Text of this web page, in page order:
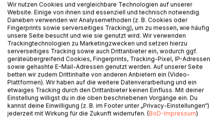
BESCHREIBUNG
Dieses Buch enthält die Tagebuchaufzeichnungen meines
Großvaters Dr. Fritz Traxel (Dr. phil., Offizier), die er 1945 -
1946 währen seiner englischen Kriegsgefangenschaft
Wir nutzen Cookies und vergleichbare Technologien auf unserer
Website. Einige von ihnen sind essenziell und technisch notwendig.
Daneben verwenden wir Analysemethoden (z. B. Cookies oder
Fingerprints sowie serverseitiges Tracking), um zu messen, wie häufig
unsere Seite besucht und wie sie genutzt wird. Wir verwenden
Trackingtechnologien zu Marketingzwecken und setzen hierzu
serverseitiges Tracking sowie auch Drittanbieter ein, wodurch ggf.
geräteübergreifend Cookies, Fingerprints, Tracking-Pixel, IP-Adressen
sowie gehashte E-Mail-Adressen genutzt werden. Auf unserer Seite
betten wir zudem Drittinhalte von anderen Anbietern ein (Video-
Plattformen). Wir haben auf die weitere Datenverarbeitung und ein
etwaiges Tracking durch den Drittanbieter keinen Einfluss. Mit deiner
Einstellung willigst du in die oben beschriebenen Vorgänge ein. Du
kannst deine Einwilligung (z. B. im Footer unter „Privacy-Einstellungen“)
jederzeit mit Wirkung für die Zukunft widerrufen. (BoD-Impressum)